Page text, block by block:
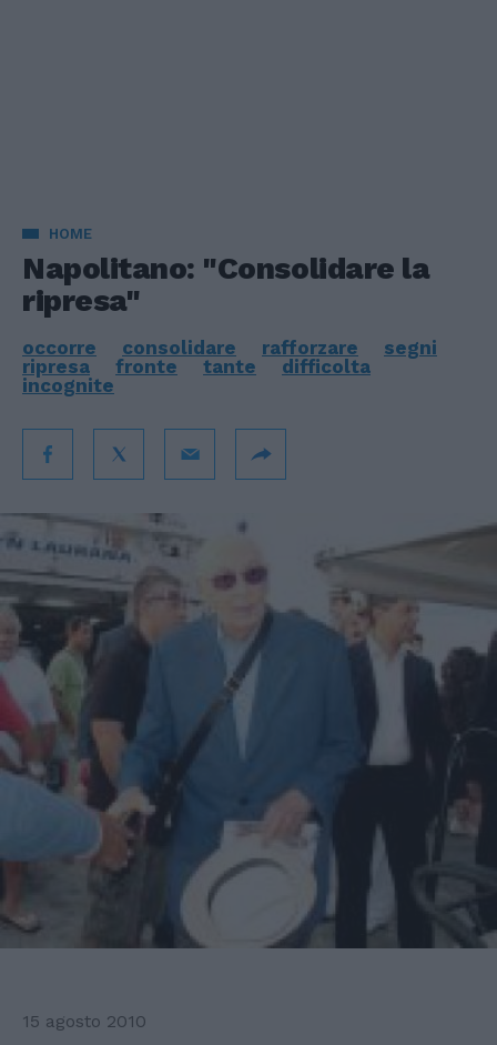
HOME
Napolitano: "Consolidare la
ripresa"
occorre consolidare rafforzare
segni
ripresa
fronte tante
difficolta
incognite
15 agosto 2010